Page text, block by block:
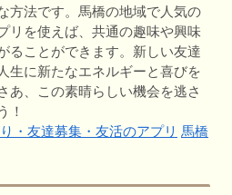
方法です。馬橋の地域で人気の
リを使えば、共通の趣味や興味
ることができます。新しい友達
生に新たなエネルギーと喜びを
あ、この素晴らしい機会を逃さ
！
・友達募集・友活のアプリ 馬橋